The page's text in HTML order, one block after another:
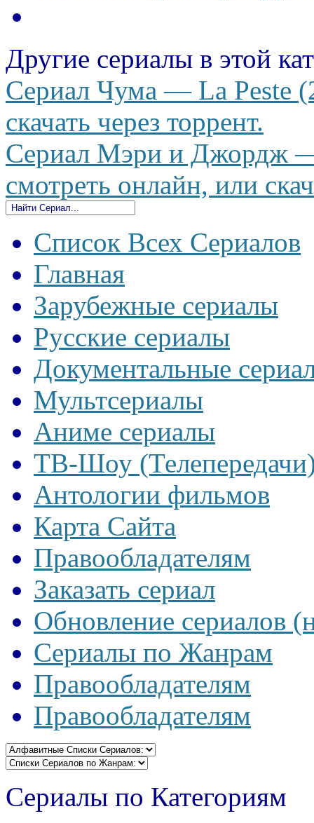
Другие сериалы в этой
Сериал Чума — La Peste
скачать через торрент.
Сериал Мэри и Джордж
смотреть онлайн, или
Список Всех Сериалов
Главная
Зарубежные сериалы
Русские сериалы
Документальные
Мультсериалы
Аниме сериалы
ТВ-Шоу
Антологии фильмов
Карта Сайта
Правообладателям
Заказать сериал
Обновление сериалов
Сериалы по Жанрам
Правообладателям
Правообладателям
Сериалы по Категориям